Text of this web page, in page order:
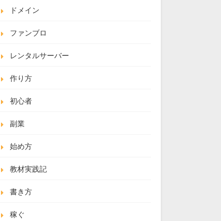
ドメイン
ファンブロ
レンタルサーバー
作り方
初心者
副業
始め方
教材実践記
書き方
稼ぐ